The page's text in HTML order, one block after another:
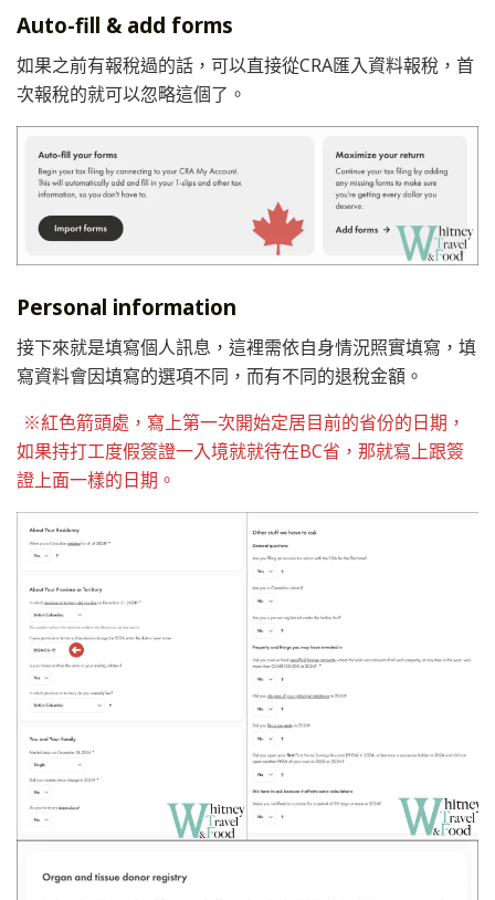
Auto-fill & add forms
如果之前有報稅過的話，可以直接從CRA匯入資料報稅，首
次報稅的就可以忽略這個了。
Personal information
接下來就是填寫個人訊息，這裡需依自身情況照實填寫，填
寫資料會因填寫的選項不同，而有不同的退稅金額。
※紅色箭頭處，寫上第一次開始定居目前的省份的日期，
如果持打工度假簽證一入境就就待在BC省，那就寫上跟簽
證上面一樣的日期。